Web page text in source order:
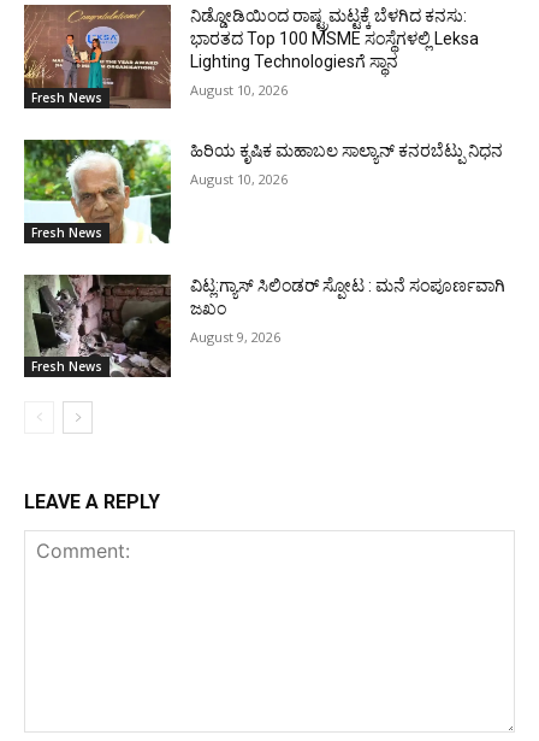
Fresh News
ನಿಡ್ಡೋಡಿಯಿಂದ ರಾಷ್ಟ್ರಮಟ್ಟಕ್ಕೆ ಬೆಳಗಿದ ಕನಸು:
ಭಾರತದ Top 100 MSME ಸಂಸ್ಥೆಗಳಲ್ಲಿ Leksa
Lighting Technologiesಗೆ ಸ್ಥಾನ
August 10, 2026
Fresh News
ಹಿರಿಯ ಕೃಷಿಕ ಮಹಾಬಲ ಸಾಲ್ಯಾನ್ ಕನರಬೆಟ್ಪು ನಿಧನ
August 10, 2026
Fresh News
ವಿಟ್ಲ:ಗ್ಯಾಸ್ ಸಿಲಿಂಡರ್ ಸ್ಪೋಟ : ಮನೆ ಸಂಪೂರ್ಣವಾಗಿ
ಜಖಂ
August 9, 2026
LEAVE A REPLY